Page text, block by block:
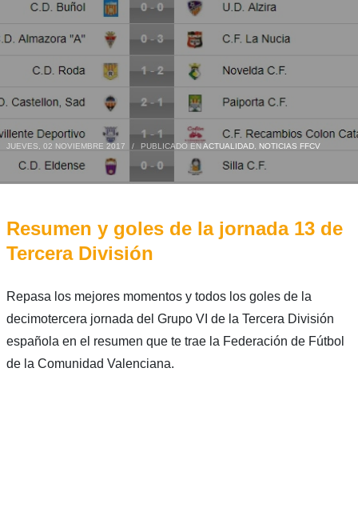
JUEVES, 02 NOVIEMBRE 2017 / PUBLICADO ENACTUALIDAD, NOTICIAS FFCV
Resumen y goles de la jornada 13 de
Tercera División
Repasa los mejores momentos y todos los goles de la
decimotercera jornada del Grupo VI de la Tercera División
española en el resumen que te trae la Federación de Fútbol
de la Comunidad Valenciana.